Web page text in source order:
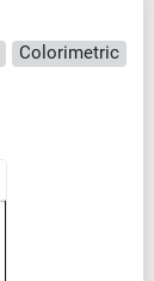
Colorimetric